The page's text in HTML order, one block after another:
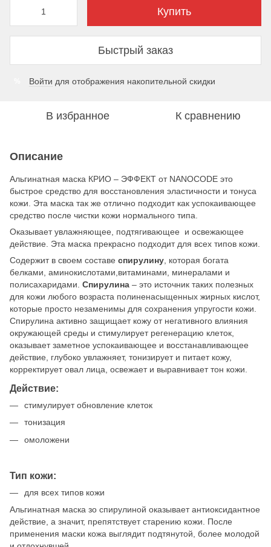
Купить
Быстрый заказ
Войти для отображения накопительной скидки
В избранное К сравнению
Описание
Альгинатная маска КРИО – ЭФФЕКТ от NANOCODE это
быстрое средство для восстановления эластичности и тонуса
кожи. Эта маска так же отлично подходит как успокаивающее
средство после чистки кожи нормального типа.
Оказывает увлажняющее, подтягивающее и освежающее
действие. Эта маска прекрасно подходит для всех типов кожи.
Содержит в своем составе cпирулину , которая богата
белками, аминокислотами,витаминами, минералами и
полисахаридами. Спирулина – это источник таких полезных
для кожи любого возраста полиненасыщенных жирных кислот,
которые просто незаменимы для сохранения упругости кожи.
Спирулина активно защищает кожу от негативного влияния
окружающей среды и стимулирует регенерацию клеток,
оказывает заметное успокаивающее и восстанавливающее
действие, глубоко увлажняет, тонизирует и питает кожу,
корректирует овал лица, освежает и выравнивает тон кожи.
Действие:
стимулирует обновление клеток
тонизация
омоложени
Тип кожи:
для всех типов кожи
Альгинатная маска зо спирулиной оказывает антиоксидантное
действие, а значит, препятствует старению кожи. После
применения маски кожа выглядит подтянутой, более молодой